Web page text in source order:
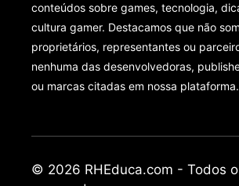
conteúdos sobre games, tecnologia,
cultura gamer. Destacamos que não
proprietários, representantes ou
nenhuma das desenvolvedoras,
ou marcas citadas em nossa plataforma.
© 2026 RHEduca.com - Todos